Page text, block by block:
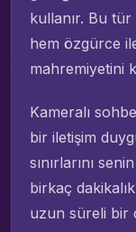
kullanır. Bu
hem özgürce
mahremiyetini
Kameralı
bir iletişim
sınırlarını
birkaç
uzun süreli bir